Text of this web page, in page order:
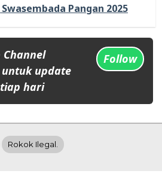
Pangan 2025
update
hari
Follow
Rokok Ilegal.